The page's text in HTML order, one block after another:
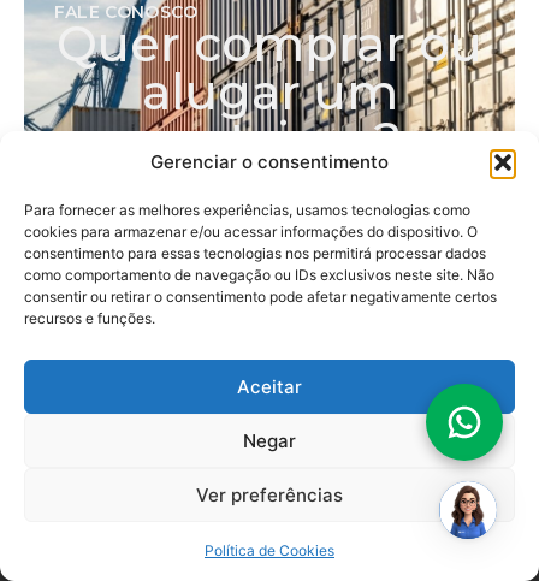
Gerenciar o consentimento
Para fornecer as melhores experiências, usamos tecnologias como
cookies para armazenar e/ou acessar informações do dispositivo. O
consentimento para essas tecnologias nos permitirá processar dados
como comportamento de navegação ou IDs exclusivos neste site. Não
consentir ou retirar o consentimento pode afetar negativamente certos
recursos e funções.
Aceitar
Negar
Ver preferências
Política de Cookies
Cely.
Vamos achar juntos seu
FALE CONOSCO
Quer comprar ou
alugar um
container?
mais completos, com containers
personalizados para cada necessidade.
Escolha abaixo a opção que melhor se
encaixa no seu perfil
Pessoa Física Pessoa Jurídica